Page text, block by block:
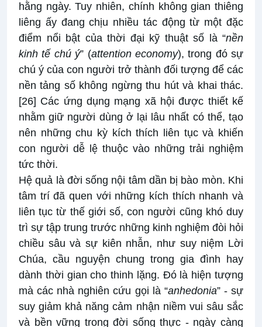
hằng ngày. Tuy nhiên, chính không gian thiêng
liêng ấy đang chịu nhiều tác động từ một đặc
điểm nổi bật của thời đại kỹ thuật số là “nền
kinh tế chú ý” (attention economy), trong đó sự
chú ý của con người trở thành đối tượng để các
nền tảng số không ngừng thu hút và khai thác.
[26] Các ứng dụng mạng xã hội được thiết kế
nhằm giữ người dùng ở lại lâu nhất có thể, tạo
nên những chu kỳ kích thích liên tục và khiến
con người dễ lệ thuộc vào những trải nghiệm
tức thời.
Hệ quả là đời sống nội tâm dần bị bào mòn. Khi
tâm trí đã quen với những kích thích nhanh và
liên tục từ thế giới số, con người cũng khó duy
trì sự tập trung trước những kinh nghiệm đòi hỏi
chiều sâu và sự kiên nhẫn, như suy niệm Lời
Chúa, cầu nguyện chung trong gia đình hay
dành thời gian cho thinh lặng. Đó là hiện tượng
mà các nhà nghiên cứu gọi là “anhedonia” - sự
suy giảm khả năng cảm nhận niềm vui sâu sắc
và bền vững trong đời sống thực - ngày càng